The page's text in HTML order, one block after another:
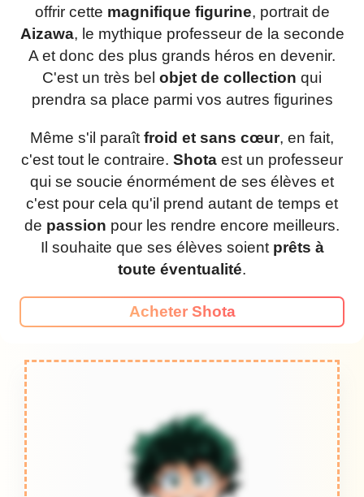
offrir cette magnifique figurine, portrait de
Aizawa, le mythique professeur de la seconde
A et donc des plus grands héros en devenir.
C'est un très bel objet de collection qui
prendra sa place parmi vos autres figurines
Même s'il paraîtfroid et sans cœur, en fait,
c'est tout le contraire. Shota est un professeur
qui se soucie énormément de ses élèves et
c'est pour cela qu'il prend autant de temps et
de passion pour les rendre encore meilleurs.
Il souhaite que ses élèves soient prêts à
toute éventualité.
Acheter Shota